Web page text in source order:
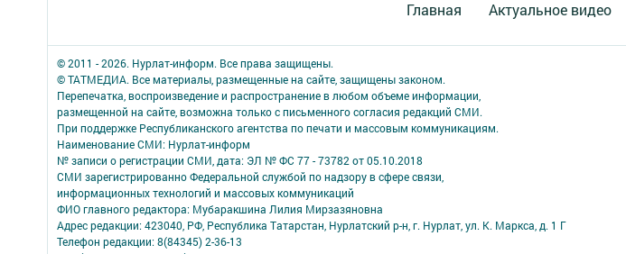
Главная Актуальное видео
© 2011 - 2026. Нурлат-⁠информ. Все права защищены.
© ТАТМЕДИА. Все материалы, размещенные на сайте, защищены законом.
Перепечатка, воспроизведение и распространение в любом объеме информации,
размещенной на сайте, возможна только с письменного согласия редакций СМИ.
При поддержке Республиканского агентства по печати и массовым коммуникациям.
Наименование СМИ: Нурлат-⁠информ
№ записи о регистрации СМИ, дата: ЭЛ № ФС 77 -⁠ 73782 от 05.10.2018
СМИ зарегистрированно Федеральной службой по надзору в сфере связи,
информационных технологий и массовых коммуникаций
ФИО главного редактора: Мубаракшина Лилия Мирзазяновна
Адрес редакции: 423040, РФ, Республика Татарстан, Нурлатский р-н, г. Нурлат, ул. К. Маркса, д. 1 Г
Телефон редакции: 8(84345) 2-36-13